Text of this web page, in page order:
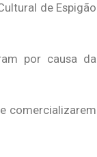
de Espigão
por causa da
comercializarem